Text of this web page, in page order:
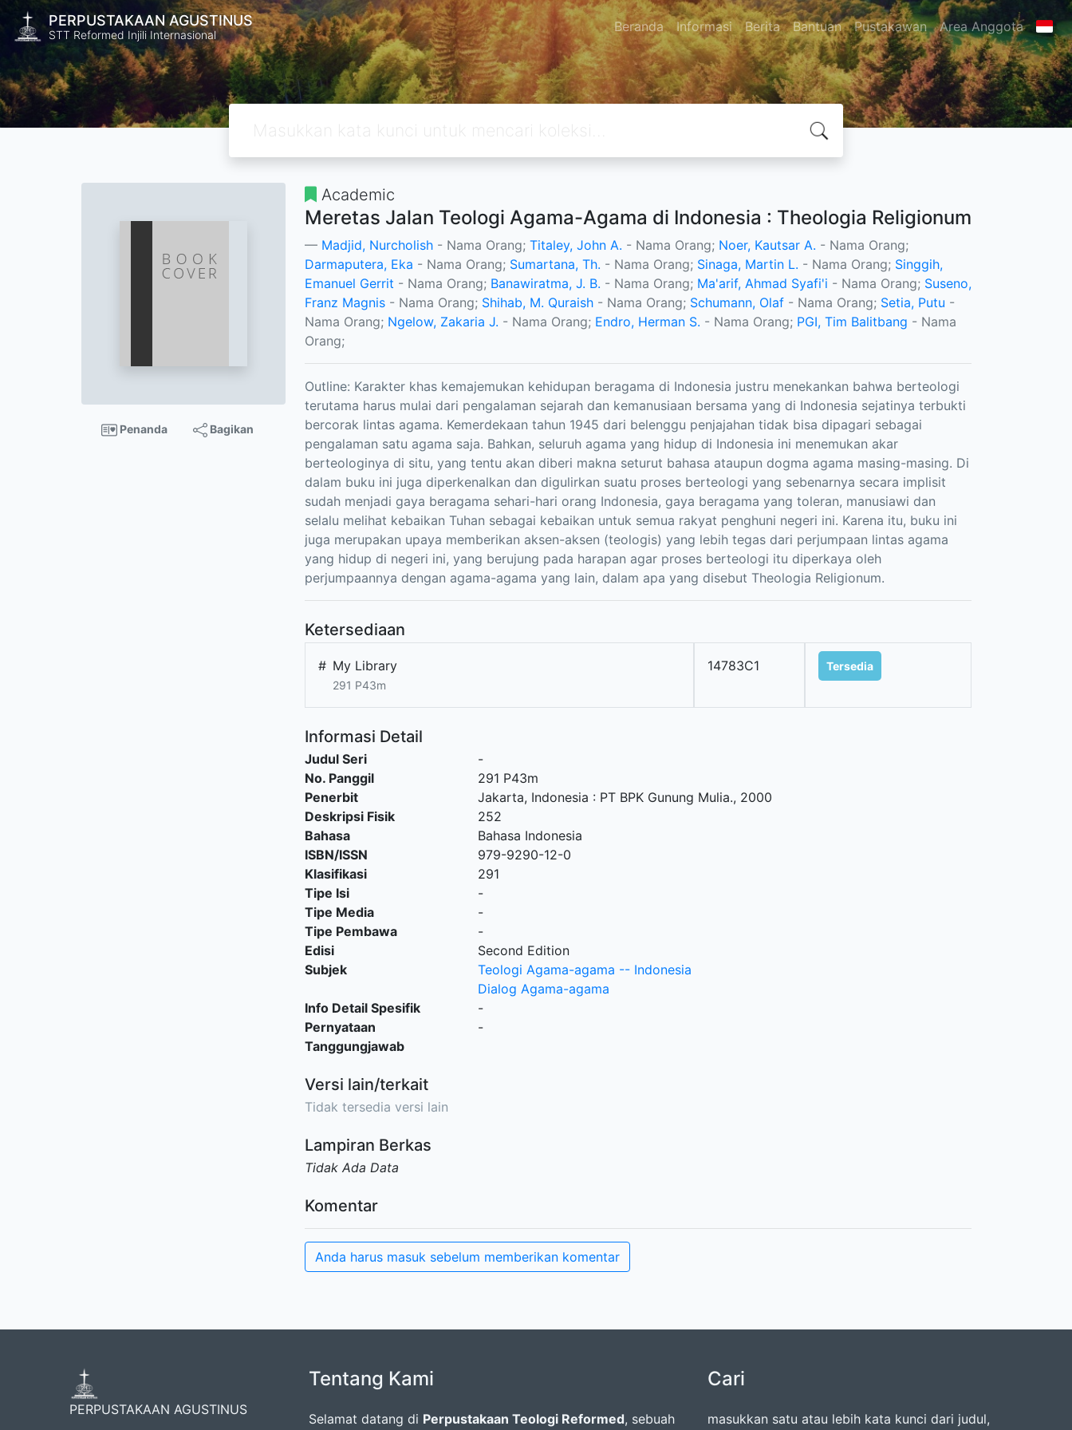
PERPUSTAKAAN AGUSTINUS
STT Reformed Injili Internasional Beranda Informasi Berita Bantuan Pustakawan Area Anggota
Penanda Bagikan
Academic
Meretas Jalan Teologi Agama-Agama di Indonesia : Theologia Religionum
Madjid, Nurcholish - Nama Orang; Titaley, John A. - Nama Orang; Noer, Kautsar A. - Nama Orang;
Darmaputera, Eka - Nama Orang; Sumartana, Th. - Nama Orang; Sinaga, Martin L. - Nama Orang; Singgih,
Emanuel Gerrit - Nama Orang; Banawiratma, J. B. - Nama Orang; Ma'arif, Ahmad Syafi'i - Nama Orang; Suseno,
Franz Magnis - Nama Orang; Shihab, M. Quraish - Nama Orang; Schumann, Olaf - Nama Orang; Setia, Putu -
Nama Orang; Ngelow, Zakaria J. - Nama Orang; Endro, Herman S. - Nama Orang; PGI, Tim Balitbang - Nama
Orang;
Outline: Karakter khas kemajemukan kehidupan beragama di Indonesia justru menekankan bahwa berteologi
terutama harus mulai dari pengalaman sejarah dan kemanusiaan bersama yang di Indonesia sejatinya terbukti
bercorak lintas agama. Kemerdekaan tahun 1945 dari belenggu penjajahan tidak bisa dipagari sebagai
pengalaman satu agama saja. Bahkan, seluruh agama yang hidup di Indonesia ini menemukan akar
berteologinya di situ, yang tentu akan diberi makna seturut bahasa ataupun dogma agama masing-masing. Di
dalam buku ini juga diperkenalkan dan digulirkan suatu proses berteologi yang sebenarnya secara implisit
sudah menjadi gaya beragama sehari-hari orang Indonesia, gaya beragama yang toleran, manusiawi dan
selalu melihat kebaikan Tuhan sebagai kebaikan untuk semua rakyat penghuni negeri ini. Karena itu, buku ini
juga merupakan upaya memberikan aksen-aksen (teologis) yang lebih tegas dari perjumpaan lintas agama
yang hidup di negeri ini, yang berujung pada harapan agar proses berteologi itu diperkaya oleh
perjumpaannya dengan agama-agama yang lain, dalam apa yang disebut Theologia Religionum.
Ketersediaan
# My Library
291 P43m
14783C1 Tersedia
Informasi Detail
Judul Seri
-
No. Panggil
291 P43m
Penerbit
Jakarta, Indonesia : PT BPK Gunung Mulia., 2000
Deskripsi Fisik
252
Bahasa
Bahasa Indonesia
ISBN/ISSN
979-9290-12-0
Klasifikasi
291
Tipe Isi
-
Tipe Media
-
Tipe Pembawa
-
Edisi
Second Edition
Subjek
Teologi Agama-agama -- Indonesia
Dialog Agama-agama
Info Detail Spesifik
-
Pernyataan
Tanggungjawab
-
Versi lain/terkait
Tidak tersedia versi lain
Lampiran Berkas
Tidak Ada Data
Komentar
Anda harus masuk sebelum memberikan komentar
PERPUSTAKAAN AGUSTINUS
Tentang Kami
Selamat datang di Perpustakaan Teologi Reformed, sebuah
Cari
masukkan satu atau lebih kata kunci dari judul,